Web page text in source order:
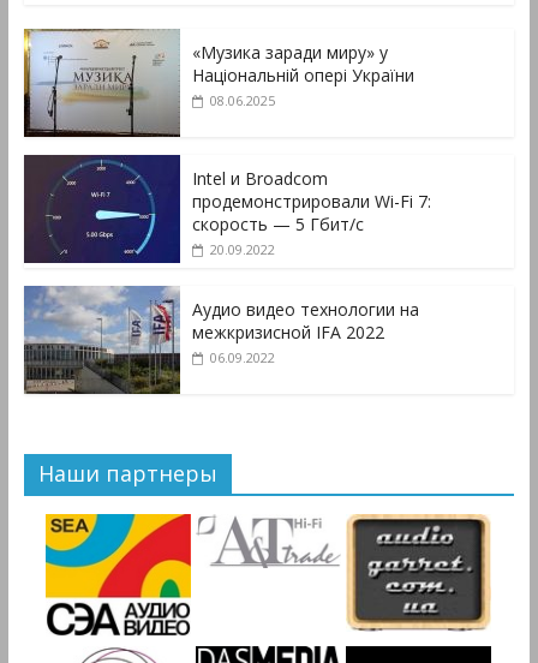
«Музика заради миру» у
Національній опері України
08.06.2025
Intel и Broadcom
продемонстрировали Wi-Fi 7:
скорость — 5 Гбит/с
20.09.2022
Аудио видео технологии на
межкризисной IFA 2022
06.09.2022
Наши партнеры